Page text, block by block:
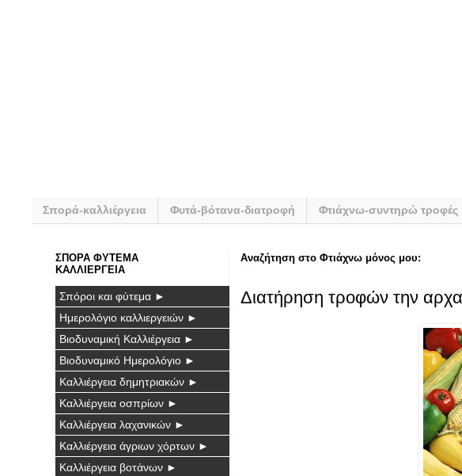
Σπορά-καλλιέργεια Φυτά-βότανα-διατροφή Φτιάχνω-συντηρώ τροφές
Αναζήτηση στο Φτιάχνω μόνος μου:
Διατήρηση τροφών την
ΣΠΟΡΑ ΦΥΤΕΜΑ
ΚΑΛΛΙΕΡΓΕΙΑ
Σπόροι και φύτεμα ►
Ημερολόγιο καλλιεργειών ►
Βιοδυναμική Καλλιέργεια ►
Βιοδυναμικό Ημερολόγιο ►
Καλλιέργεια δημητριακών ►
Καλλιέργεια οσπρίων ►
Καλλιέργεια λαχανικών ►
Καλλιέργεια άγριων χόρτων ►
Καλλιέργεια βοτάνων ►